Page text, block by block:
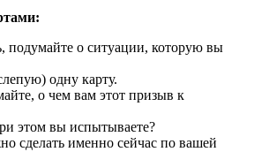
подумайте о ситуации, которую вы
одну карту.
о чем вам этот призыв к
этом вы испытываете?
сделать именно сейчас по вашей